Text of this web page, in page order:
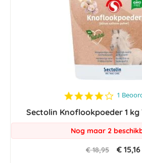
4.0
rating
1
Sectolin Knoflookpoeder 1 kg
Nog maar 2
€ 18,95 € 15,16